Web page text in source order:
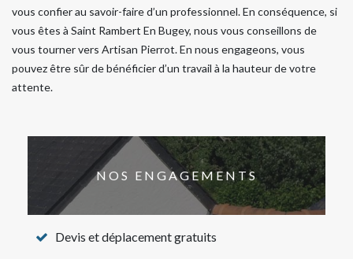
vous confier au savoir-faire d’un professionnel. En conséquence, si
vous êtes à Saint Rambert En Bugey, nous vous conseillons de
vous tourner vers Artisan Pierrot. En nous engageons, vous
pouvez être sûr de bénéficier d’un travail à la hauteur de votre
attente.
NOS ENGAGEMENTS
Devis et déplacement gratuits